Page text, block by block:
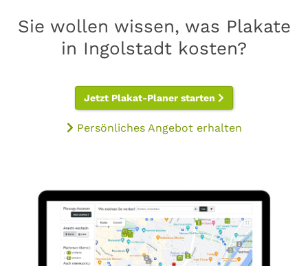
Sie wollen wissen, was Plakate
in Ingolstadt kosten?
Jetzt Plakat-Planer starten
Persönliches Angebot erhalten